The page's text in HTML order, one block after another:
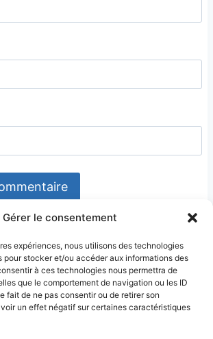
Gérer le consentement
expériences, nous utilisons des technologies
pour stocker et/ou accéder aux informations des
à ces technologies nous permettra de
que le comportement de navigation ou les ID
fait de ne pas consentir ou de retirer son
un effet négatif sur certaines caractéristiques